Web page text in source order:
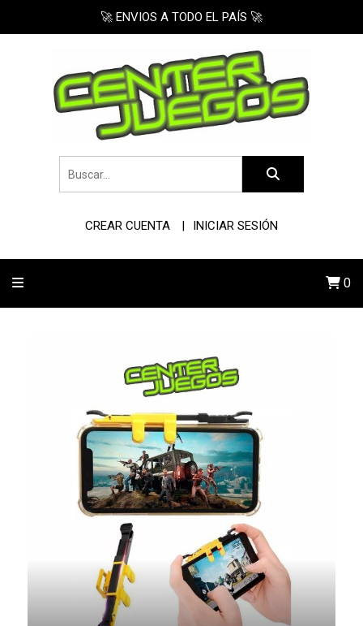
🚀 ENVIOS A TODO EL PAÍS 🚀
CREAR CUENTA INICIAR SESIÓN
0